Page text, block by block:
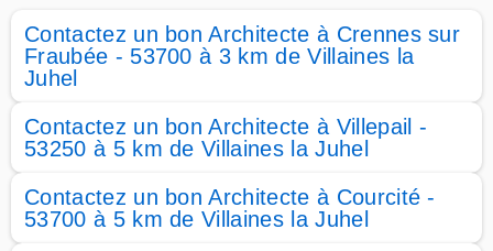
Contactez un bon Architecte à Crennes sur
Fraubée - 53700 à 3 km de Villaines la
Juhel
Contactez un bon Architecte à Villepail -
53250 à 5 km de Villaines la Juhel
Contactez un bon Architecte à Courcité -
53700 à 5 km de Villaines la Juhel